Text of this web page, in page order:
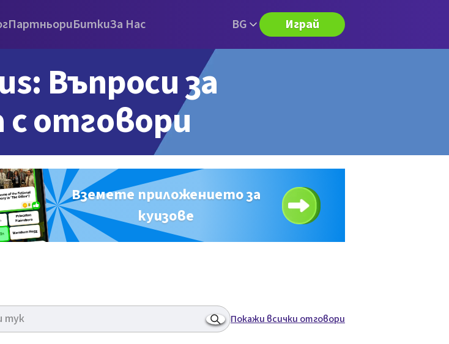
ПартньориБиткиЗа Нас BG Играй
Въпроси за
с отговори
Вземете приложението за
куизове
Покажи всички отговори